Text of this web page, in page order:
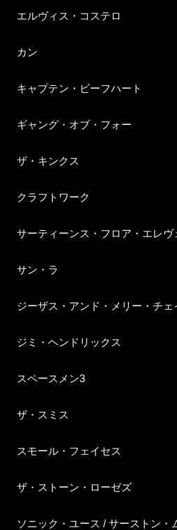
エルヴィス・コステロ
カン
キャプテン・ビーフハート
ギャング・オブ・フォー
ザ・キンクス
クラフトワーク
サーティーンス・フロア・エレヴ
サン・ラ
ジーザス・アンド・メリー・チェ
ジミ・ヘンドリックス
スペースメン3
ザ・スミス
スモール・フェイセス
ザ・ストーン・ローゼズ
ソニック・ユース / サーストン・